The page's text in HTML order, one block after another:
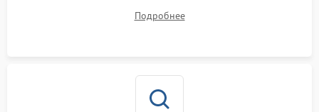
Подробнее